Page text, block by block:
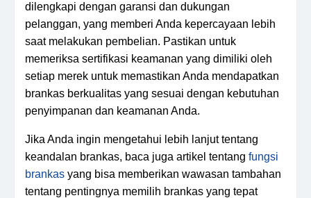
dilengkapi dengan garansi dan dukungan
pelanggan, yang memberi Anda kepercayaan lebih
saat melakukan pembelian. Pastikan untuk
memeriksa sertifikasi keamanan yang dimiliki oleh
setiap merek untuk memastikan Anda mendapatkan
brankas berkualitas yang sesuai dengan kebutuhan
penyimpanan dan keamanan Anda.
Jika Anda ingin mengetahui lebih lanjut tentang
keandalan brankas, baca juga artikel tentang fungsi
brankas yang bisa memberikan wawasan tambahan
tentang pentingnya memilih brankas yang tepat